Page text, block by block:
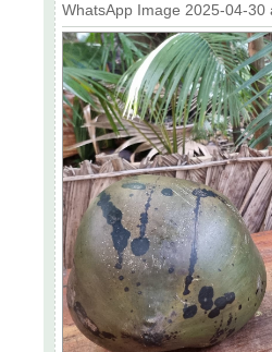
WhatsApp Image 2025-04-